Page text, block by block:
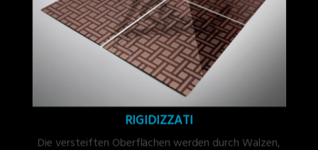
RIGIDIZZATI
Die versteiften Oberflächen werden durch Walzen,